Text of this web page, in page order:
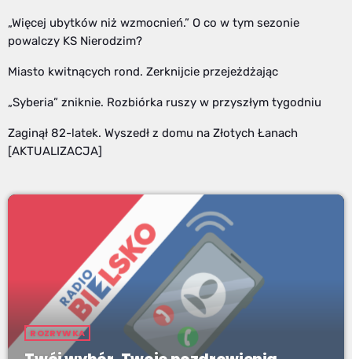
„Więcej ubytków niż wzmocnień.” O co w tym sezonie
powalczy KS Nierodzim?
Miasto kwitnących rond. Zerknijcie przejeżdżając
„Syberia” zniknie. Rozbiórka ruszy w przyszłym tygodniu
Zaginął 82-latek. Wyszedł z domu na Złotych Łanach
[AKTUALIZACJA]
ROZRYWKA